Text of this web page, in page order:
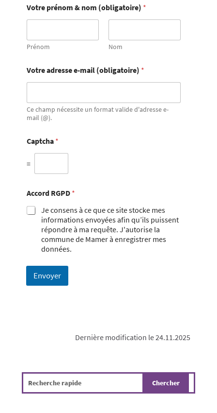
Votre prénom & nom (obligatoire) *
Prénom Nom
Votre adresse e-mail (obligatoire) *
Ce champ nécessite un format valide d'adresse e-
mail (@).
Captcha *
=
Accord RGPD *
Je consens à ce que ce site stocke mes
informations envoyées afin qu’ils puissent
répondre à ma requête. J'autorise la
commune de Mamer à enregistrer mes
données.
Envoyer
Dernière modification le 24.11.2025